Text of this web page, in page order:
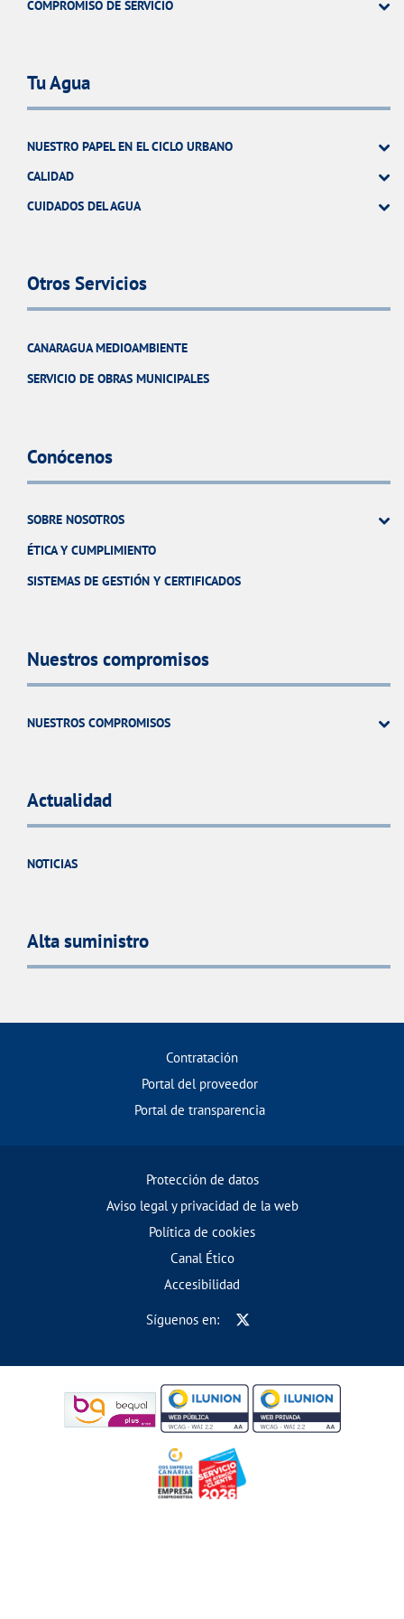
COMPROMISO DE SERVICIO
Tu Agua
NUESTRO PAPEL EN EL CICLO URBANO
CALIDAD
CUIDADOS DEL AGUA
Otros Servicios
CANARAGUA MEDIOAMBIENTE
SERVICIO DE OBRAS MUNICIPALES
Conócenos
SOBRE NOSOTROS
ÉTICA Y CUMPLIMIENTO
SISTEMAS DE GESTIÓN Y CERTIFICADOS
Nuestros compromisos
NUESTROS COMPROMISOS
Actualidad
NOTICIAS
Alta suministro
Contratación
Portal del proveedor
Portal de transparencia
Protección de datos
Aviso legal y privacidad de la web
Política de cookies
Canal Ético
Accesibilidad
Síguenos en: